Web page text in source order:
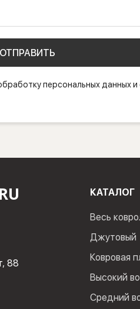
ОТПРАВИТЬ
персональных данных и
88
КАТАЛОГ
Весь
Джутовый
Ковровая
Высокий
Средний